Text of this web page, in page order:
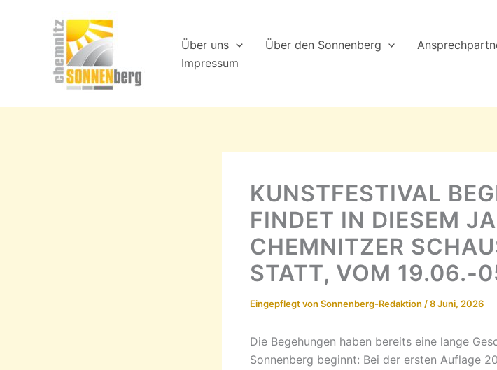
Über uns Über den Sonnenberg
Impressum
KUNSTFESTIVAL
FINDET IN DIESEM
CHEMNITZER
STATT, VOM 19.06.-
Eingepflegt von Sonnenberg-Redaktion /8 Juni, 2026
Die Begehungen haben bereits eine lange
Sonnenberg beginnt: Bei der ersten Auflage